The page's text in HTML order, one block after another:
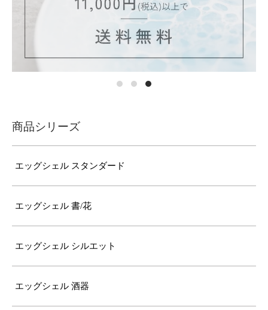
商品シリーズ
エッグシェル スタンダード
エッグシェル 書/花
エッグシェル シルエット
エッグシェル 酒器